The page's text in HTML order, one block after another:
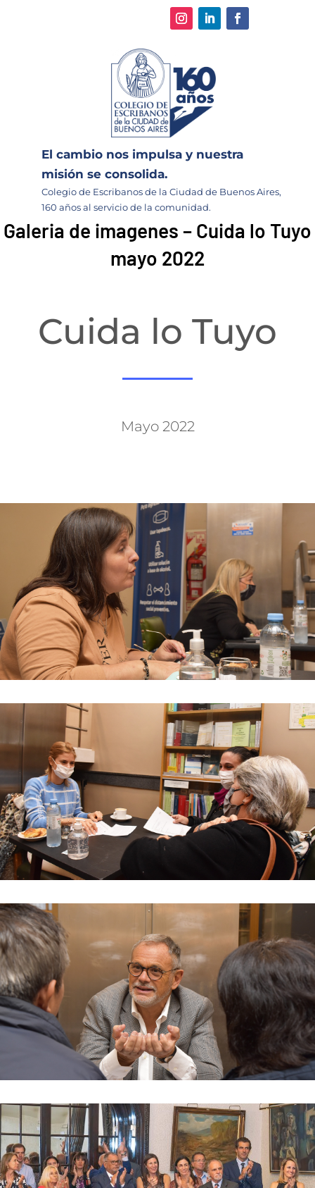
El cambio nos impulsa y nuestra
misión se consolida.
Colegio de Escribanos de la Ciudad de Buenos Aires,
160 años al servicio de la comunidad.
Galeria de imagenes – Cuida lo Tuyo
mayo 2022
Cuida lo Tuyo
Mayo 2022